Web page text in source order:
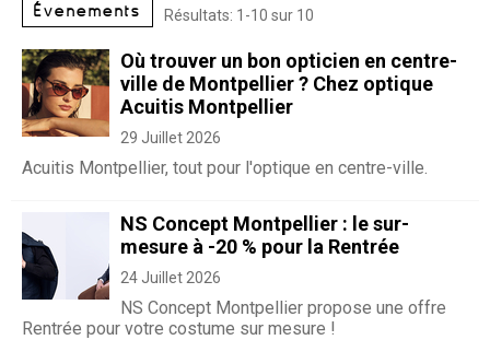
Évènements Résultats: 1-10 sur 10
Où trouver un bon opticien en centre-
ville de Montpellier ? Chez optique
Acuitis Montpellier
29 Juillet 2026
Acuitis Montpellier, tout pour l'optique en centre-ville.
NS Concept Montpellier : le sur-
mesure à -20 % pour la Rentrée
24 Juillet 2026
NS Concept Montpellier propose une offre
Rentrée pour votre costume sur mesure !